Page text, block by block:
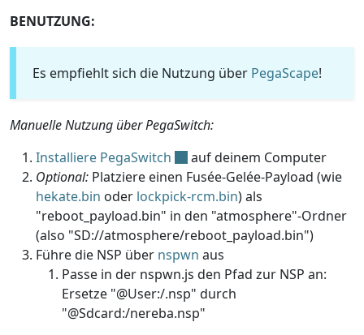
BENUTZUNG:
Es empfiehlt sich die Nutzung über PegaScape!
Manuelle Nutzung über PegaSwitch:
Installiere PegaSwitch
auf deinem Computer
Optional: Platziere einen Fusée-Gelée-Payload (wie
hekate.bin oder lockpick-rcm.bin) als
"reboot_payload.bin" in den "atmosphere"-Ordner
(also "SD://atmosphere/reboot_payload.bin")
Führe die NSP über nspwn aus
Passe in der nspwn.js den Pfad zur NSP an:
Ersetze "@User:/.nsp" durch
"@Sdcard:/nereba.nsp"